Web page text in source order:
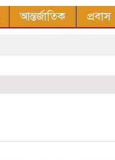
আন্তর্জাতিক প্রবাস